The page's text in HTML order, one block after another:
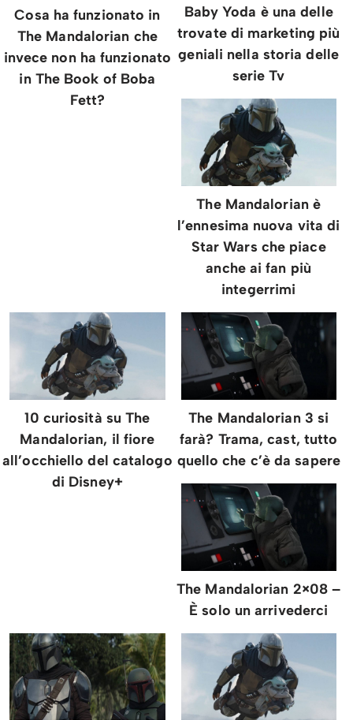
Cosa ha funzionato in
The Mandalorian che
invece non ha funzionato
in The Book of Boba
Fett?
Baby Yoda è una delle
trovate di marketing più
geniali nella storia delle
serie Tv
The Mandalorian è
l’ennesima nuova vita di
Star Wars che piace
anche ai fan più
integerrimi
10 curiosità su The
Mandalorian, il fiore
all’occhiello del catalogo
di Disney+
The Mandalorian 3 si
farà? Trama, cast, tutto
quello che c’è da sapere
The Mandalorian 2×08 –
È solo un arrivederci